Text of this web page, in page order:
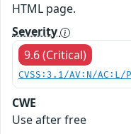
HTML page.
Severity
9.6 (Critical)
CVSS:3.1/AV:N/
CWE
Use after free